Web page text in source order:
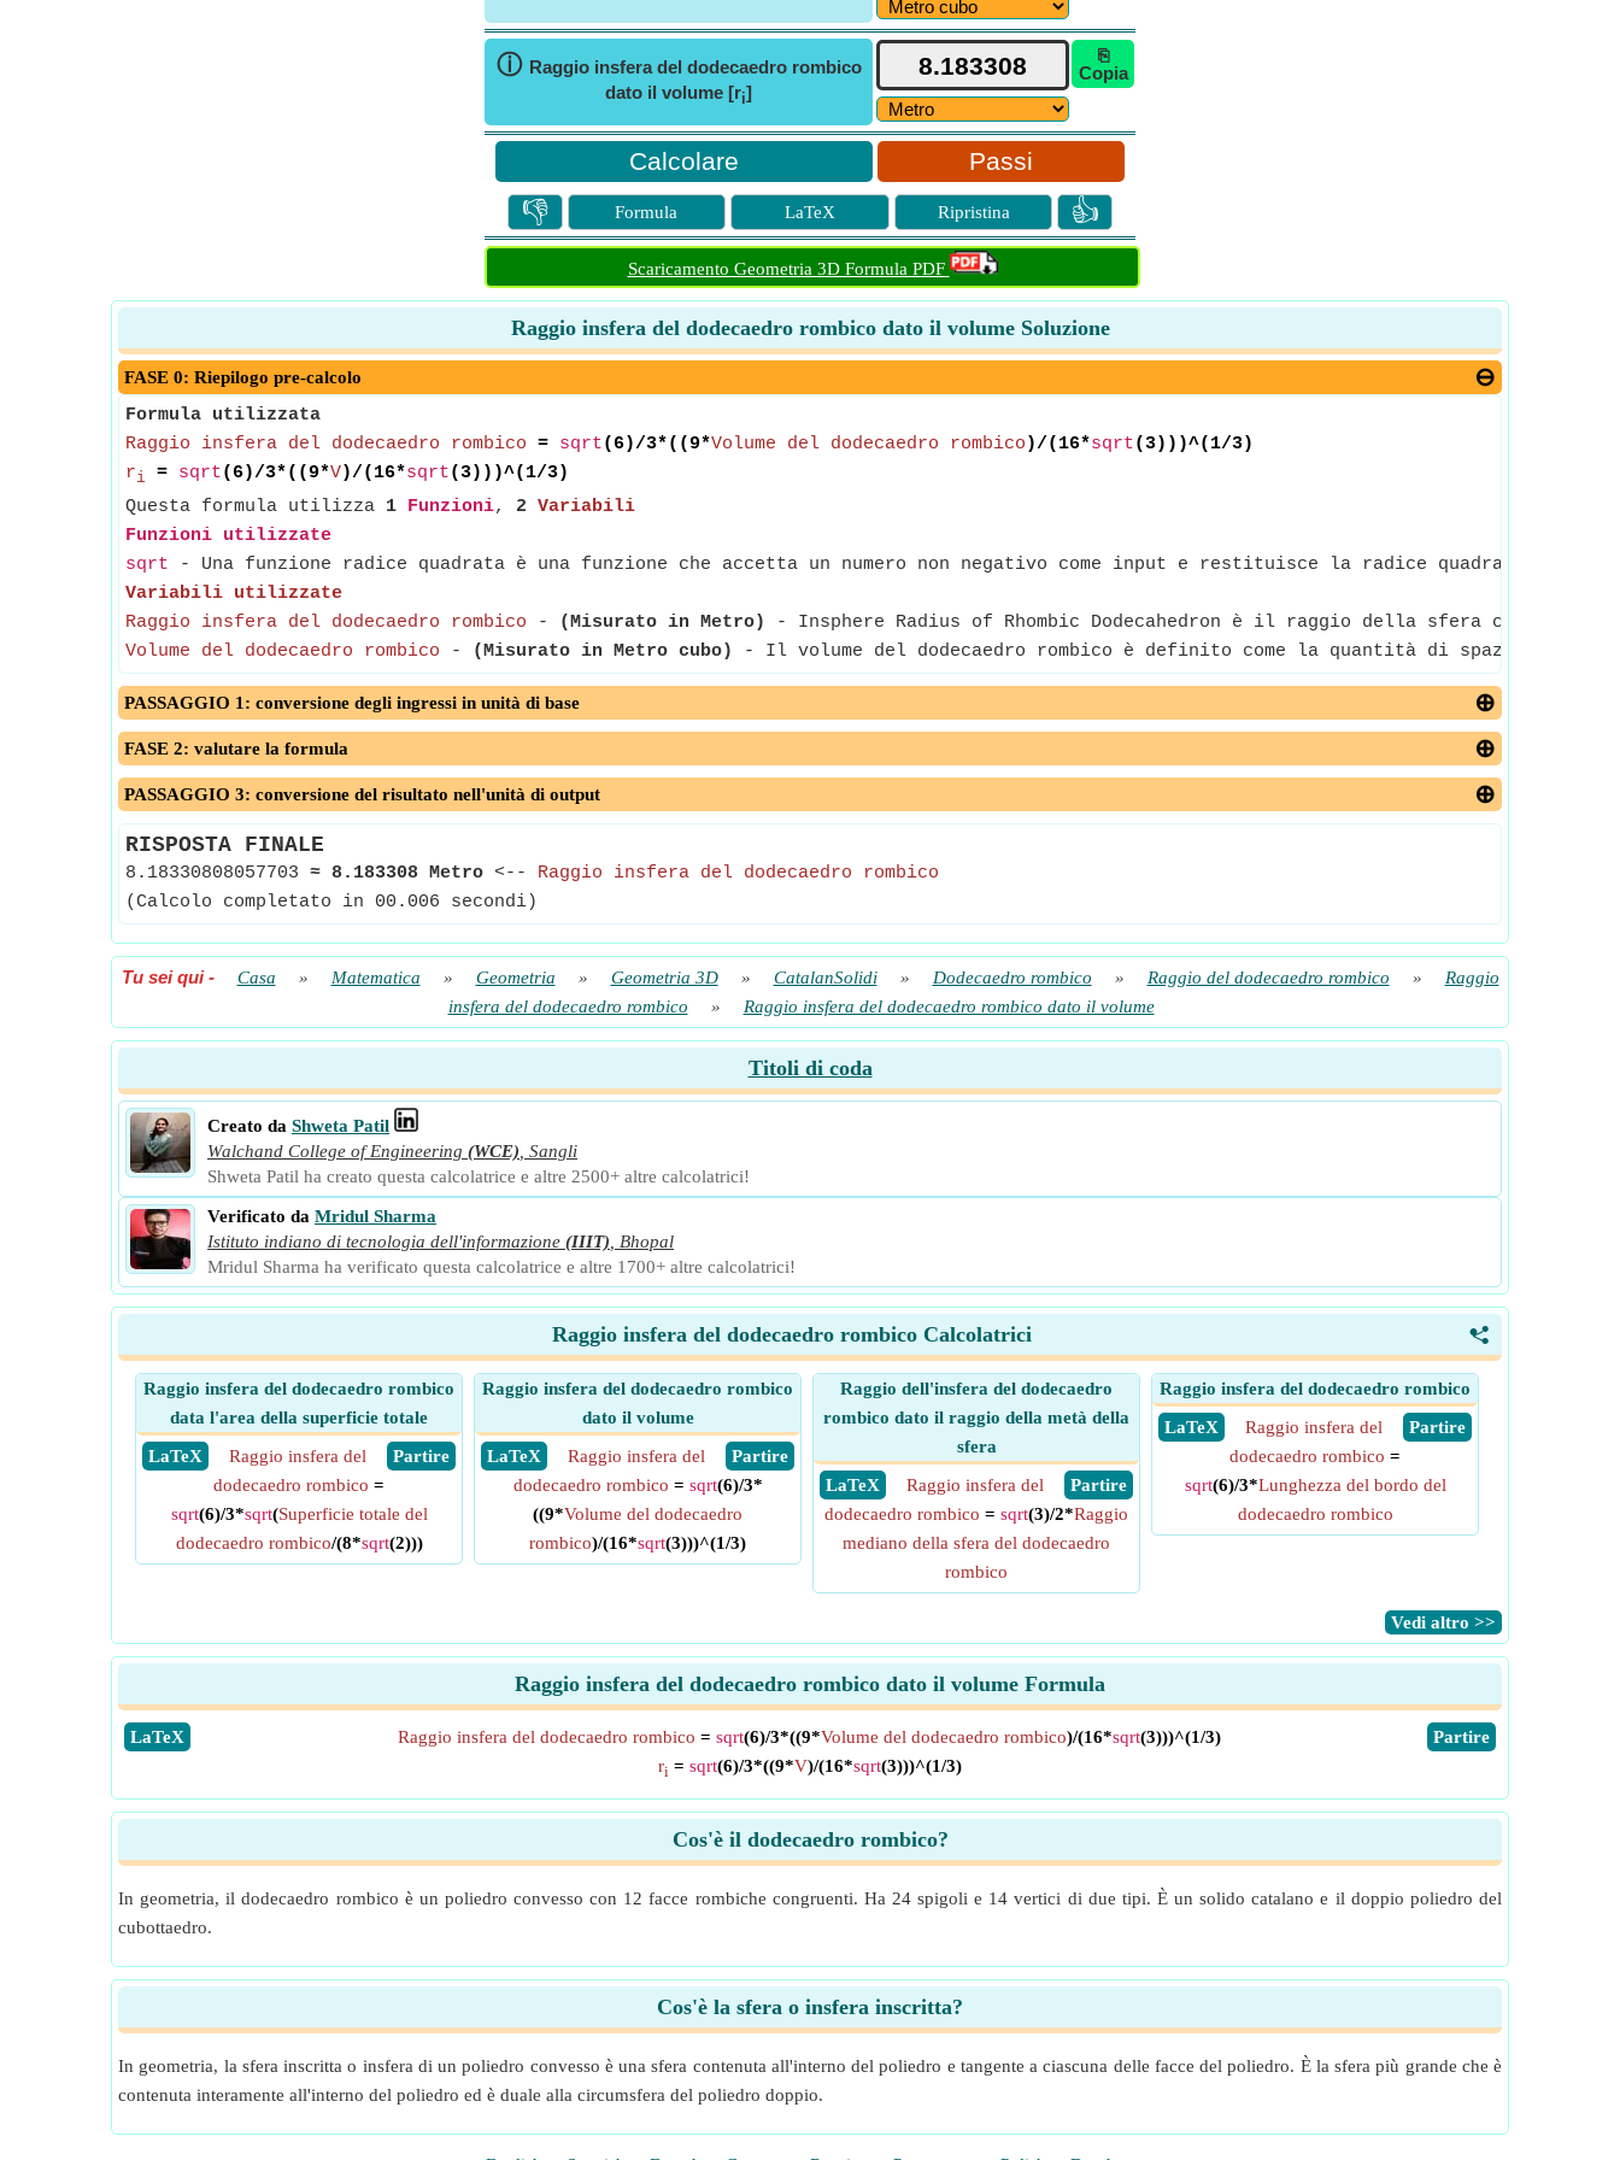
ⓘ Raggio insfera del dodecaedro rombico
dato il volume [ri]
⎘
Copia
Passi
👎 Formula LaTeX Ripristina 👍
Scaricamento Geometria 3D Formula PDF
Raggio insfera del dodecaedro rombico dato il volume Soluzione
FASE 0: Riepilogo pre-calcolo
Formula utilizzata
Raggio insfera del dodecaedro rombico = sqrt(6)/3*((9*Volume del dodecaedro rombico )/(16*sqrt(3)))^(1/3)
ri = sqrt(6)/3*((9*V)/(16*sqrt(3)))^(1/3)
Questa formula utilizza 1 Funzioni, 2 Variabili
Funzioni utilizzate
sqrt - Una funzione radice quadrata è una funzione che accetta un numero non negativo come input e restituisce la radice quadrata del
Variabili utilizzate
Raggio insfera del dodecaedro rombico - (Misurato in Metro)
- Insphere Radius of Rhombic Dodecahedron è il raggio della sfera che è
Volume del dodecaedro rombico - (Misurato in Metro cubo) - Il volume del dodecaedro rombico è definito come la quantità di spazio
PASSAGGIO 1: conversione degli ingressi in unità di base
FASE 2: valutare la formula
PASSAGGIO 3: conversione del risultato nell'unità di output
RISPOSTA FINALE
8.18330808057703 ≈ 8.183308 Metro <-- Raggio insfera del dodecaedro rombico
(Calcolo completato in 00.006 secondi)
Tu sei qui- Casa » Matematica » Geometria » Geometria 3D » CatalanSolidi » Dodecaedro rombico » Raggio del dodecaedro rombico »
Raggio
insfera del dodecaedro rombico
» Raggio insfera del dodecaedro rombico dato il volume
Titoli di coda
Creato da Shweta Patil
Walchand College of Engineering (WCE) Sangli
Shweta Patil ha creato questa calcolatrice e altre 2500+ altre calcolatrici!
Verificato da Mridul Sharma
Istituto indiano di tecnologia dell'informazione (IIIT)
Bhopal
Mridul Sharma ha verificato questa calcolatrice e altre 1700+ altre calcolatrici!
<
Raggio insfera del dodecaedro rombico Calcolatrici
Raggio insfera del dodecaedro rombico
data l'area della superficie totale
​ LaTeX
​ Partire
Raggio insfera del
dodecaedro rombico =
sqrt(6)/3*sqrt(Superficie totale del
dodecaedro rombico/(8*sqrt(2)))
Raggio insfera del dodecaedro rombico
dato il volume
​ LaTeX
​ Partire
Raggio insfera del
dodecaedro rombico = sqrt(6)/3*
((9*Volume del dodecaedro
rombico)/(16*sqrt(3)))^(1/3)
Raggio dell'insfera del dodecaedro
rombico dato il raggio della metà della
sfera
​ LaTeX
​ Partire
Raggio insfera del
dodecaedro rombico = sqrt(3)/2*Raggio
mediano della sfera del dodecaedro
rombico
Raggio insfera del dodecaedro rombico
​ LaTeX
​ Partire
Raggio insfera del
dodecaedro rombico =
sqrt(6)/3*Lunghezza del bordo del
dodecaedro rombico
​Vedi altro >>
Raggio insfera del dodecaedro rombico dato il volume Formula
​LaTeX ​Partire
Raggio insfera del dodecaedro rombico = sqrt(6)/3*((9*Volume del dodecaedro rombico)/(16*sqrt(3)))^(1/3)
ri = sqrt(6)/3*((9*V)/(16*sqrt(3)))^(1/3)
Cos'è il dodecaedro rombico?
In geometria, il dodecaedro rombico è un poliedro convesso con 12 facce rombiche congruenti. Ha 24 spigoli e 14 vertici di due tipi. È un solido catalano e il doppio poliedro del
cubottaedro.
Cos'è la sfera o insfera inscritta?
In geometria, la sfera inscritta o insfera di un poliedro convesso è una sfera contenuta all'interno del poliedro e tangente a ciascuna delle facce del poliedro. È la sfera più grande che è
contenuta interamente all'interno del poliedro ed è duale alla circumsfera del poliedro doppio.